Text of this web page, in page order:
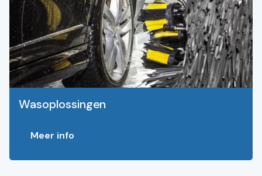
Wasoplossingen
Meer info